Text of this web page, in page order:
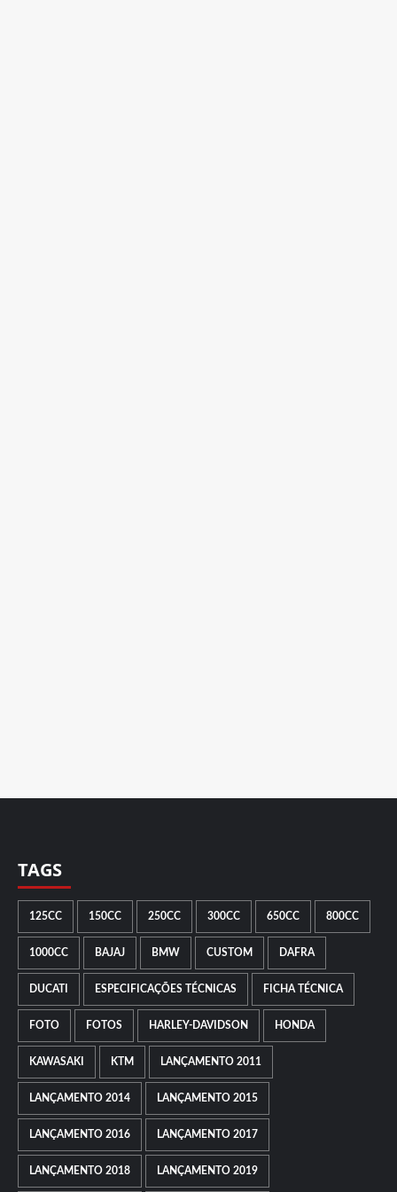
TAGS
125CC 150CC 250CC 300CC 650CC 800CC
1000CC BAJAJ BMW CUSTOM DAFRA
DUCATI ESPECIFICAÇÕES TÉCNICAS FICHA TÉCNICA
FOTO FOTOS HARLEY-DAVIDSON HONDA
KAWASAKI KTM LANÇAMENTO 2011
LANÇAMENTO 2014 LANÇAMENTO 2015
LANÇAMENTO 2016 LANÇAMENTO 2017
LANÇAMENTO 2018 LANÇAMENTO 2019